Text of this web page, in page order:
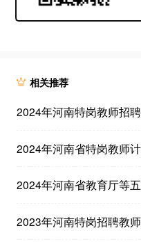
相关推荐
2024年河南特岗教师招
2024年河南省特岗教师
2023年河南特岗招聘教